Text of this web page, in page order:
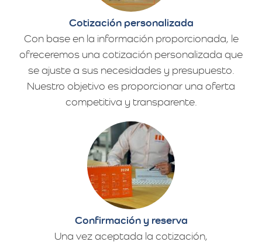
Cotización personalizada
Con base en la información proporcionada, le
ofreceremos una cotización personalizada que
se ajuste a sus necesidades y presupuesto.
Nuestro objetivo es proporcionar una oferta
competitiva y transparente.
Confirmación y reserva
Una vez aceptada la cotización,